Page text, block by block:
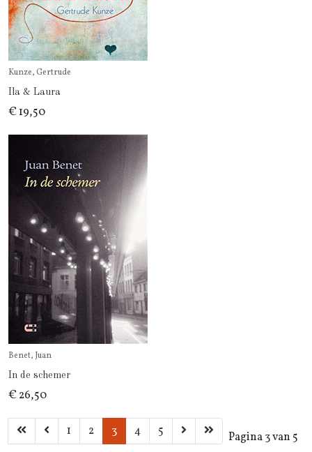
Kunze, Gertrude
Ila & Laura
€ 19,50
Benet, Juan
In de schemer
€ 26,50
Pagina 3 van 5
1 2 3 4 5